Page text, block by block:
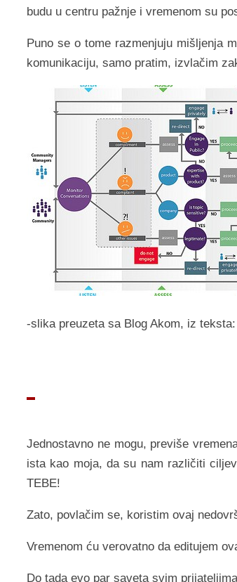
budu u centru pažnje i vremenom su
Puno se o tome razmenjuju mišljenja
komunikaciju, samo pratim, izvlačim
-slika preuzeta sa Blog Akom, iz teksta:
Jednostavno ne mogu, previše
ista kao moja, da su nam različiti
TEBE!
Zato, povlačim se, koristim ovaj
Vremenom ću verovatno da editujem
Do tada evo par saveta svim